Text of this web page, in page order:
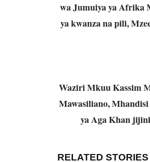
wa Jumuiya ya Afrika
ya kwanza na pili,
Waziri Mkuu Kassim
Mawasiliano,
ya Aga Khan
RELATED STORIES